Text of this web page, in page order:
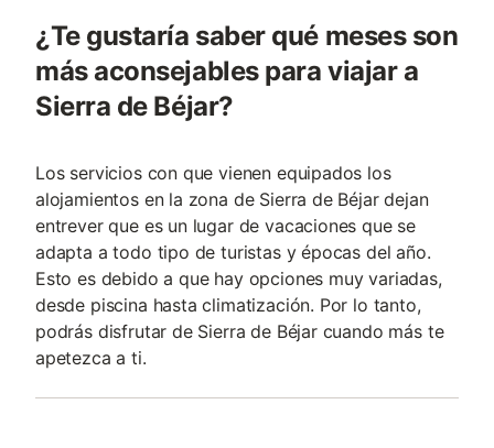
¿Te gustaría saber qué meses son
más aconsejables para viajar a
Sierra de Béjar?
Los servicios con que vienen equipados los
alojamientos en la zona de Sierra de Béjar dejan
entrever que es un lugar de vacaciones que se
adapta a todo tipo de turistas y épocas del año.
Esto es debido a que hay opciones muy variadas,
desde piscina hasta climatización. Por lo tanto,
podrás disfrutar de Sierra de Béjar cuando más te
apetezca a ti.